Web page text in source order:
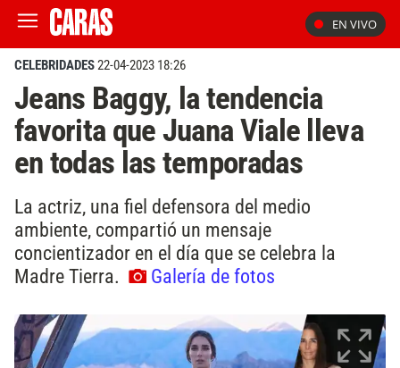
EN VIVO
CELEBRIDADES22-04-2023 18:26
Jeans Baggy, la tendencia
favorita que Juana Viale lleva
en todas las temporadas
La actriz, una fiel defensora del medio
ambiente, compartió un mensaje
concientizador en el día que se celebra la
Madre Tierra.
Galería de fotos